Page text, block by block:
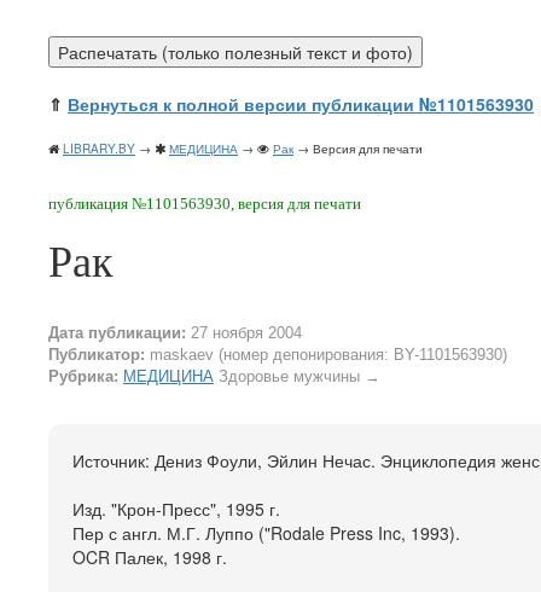
⇑ Вернуться к полной версии публикации №1101563930
LIBRARY.BY → МЕДИЦИНА → Рак→ Версия для печати
публикация №1101563930, версия для печати
Рак
Дата публикации: 27 ноября 2004
Публикатор: maskaev (номер депонирования: BY-1101563930)
Рубрика: МЕДИЦИНА Здоровье мужчины →
Источник: Дениз Фоули, Эйлин Нечас. Энциклопедия
Изд. "Крон-Пресс", 1995 г.
Пер с англ. М.Г. Луппо ("Rodale Press Inc, 1993).
OCR Палек, 1998 г.